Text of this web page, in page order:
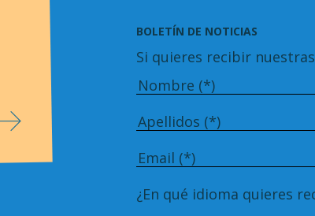
BOLETÍN DE NOTICIAS
Si quieres recibir
¿En qué idioma quieres